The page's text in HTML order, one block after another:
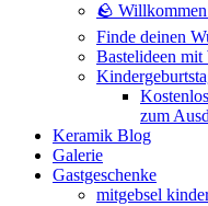
🪨
Finde deinen
Bastelideen
zum
Keramik Blog
Galerie
Gastgeschenke
mitgebsel